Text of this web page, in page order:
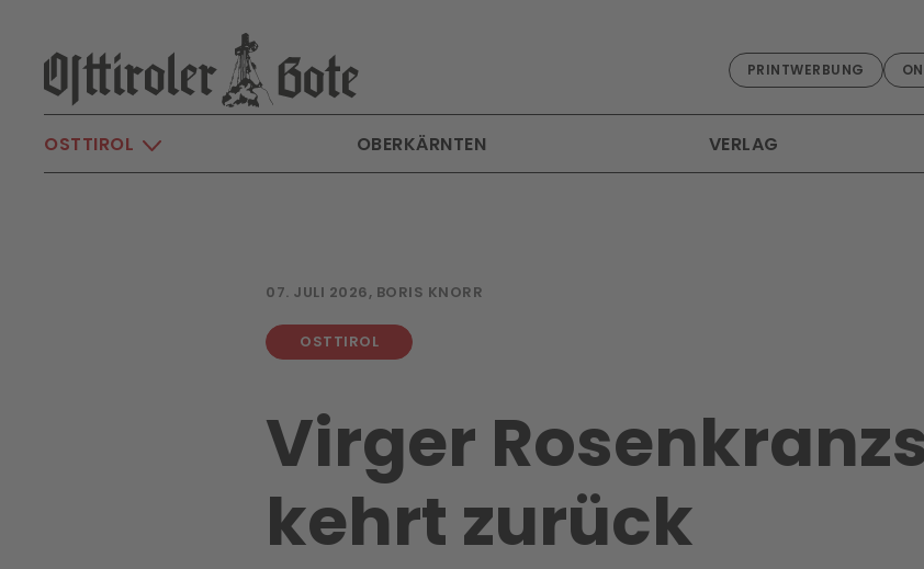
Skip to main content
PRINTWERBUNG
OSTTIROL OBERKÄRNTEN VERLAG
07. JULI 2026, BORIS KNORR
OSTTIROL
Virger
kehrt zurück